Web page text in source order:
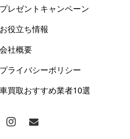
プレゼントキャンペーン
お役立ち情報
会社概要
プライバシーポリシー
車買取おすすめ業者10選